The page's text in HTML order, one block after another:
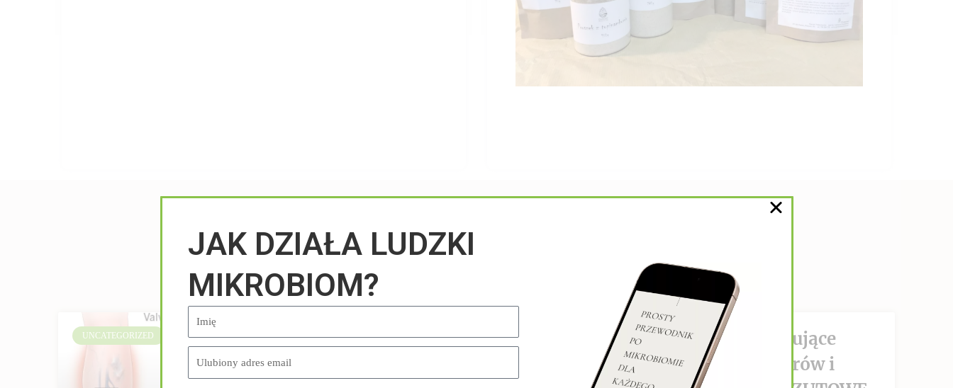
UNCATEGORIZED UNCATEGORIZED
DZIAŁANIE hamujące
wzrost nowotworów i
JAK DZIAŁA LUDZKI
MIKROBIOM?